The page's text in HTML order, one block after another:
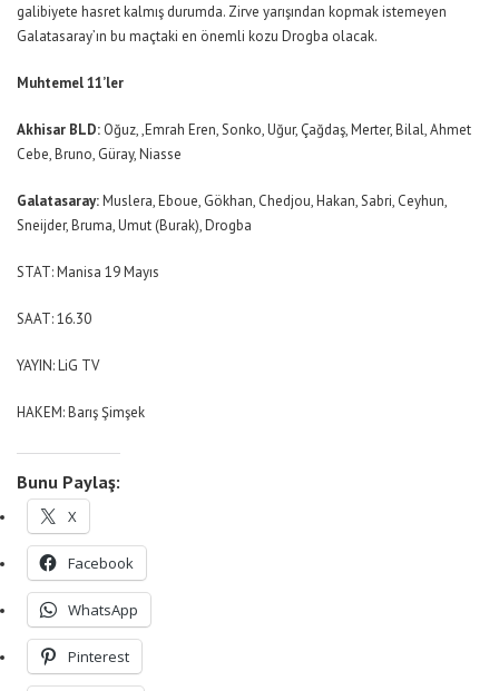
galibiyete hasret kalmış durumda. Zirve yarışından kopmak istemeyen
Galatasaray’ın bu maçtaki en önemli kozu Drogba olacak.
Muhtemel 11’ler
Akhisar BLD: Oğuz, ,Emrah Eren, Sonko, Uğur, Çağdaş, Merter, Bilal, Ahmet
Cebe, Bruno, Güray, Niasse
Galatasaray:Muslera, Eboue, Gökhan, Chedjou, Hakan, Sabri, Ceyhun,
Sneijder, Bruma, Umut (Burak), Drogba
STAT: Manisa 19 Mayıs
SAAT: 16.30
YAYIN: LiG TV
HAKEM: Barış Şimşek
Bunu Paylaş:
X
Facebook
WhatsApp
Pinterest